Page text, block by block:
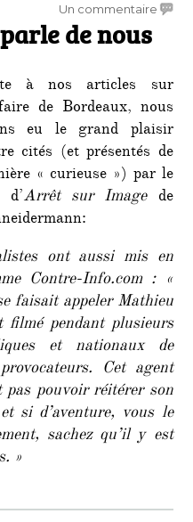
Un commentairesur
parle
de
nous
de nous
à nos articles sur
de Bordeaux, nous
eu le grand plaisir
cités (et présentés de
« curieuse ») par le
d’Arrêt sur Imagede
ont aussi mis en
Contre-Info.com : «
faisait appeler Mathieu
pendant plusieurs
et nationaux de
Cet agent
pouvoir réitérer son
si d’aventure, vous le
sachez qu’il y est
»